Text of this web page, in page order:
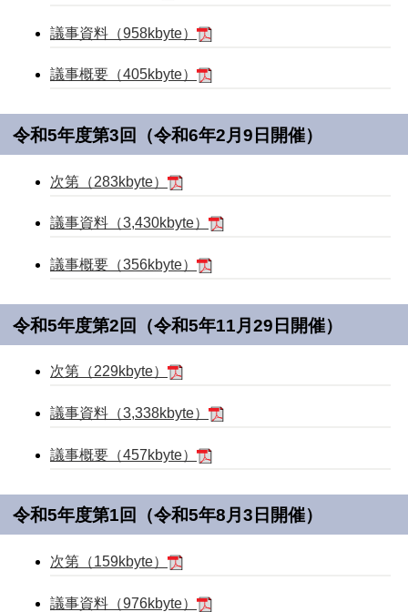
議事資料（958kbyte）
議事概要（405kbyte）
令和5年度第3回（令和6年2月9日開催）
次第（283kbyte）
議事資料（3,430kbyte）
議事概要（356kbyte）
令和5年度第2回（令和5年11月29日開催）
次第（229kbyte）
議事資料（3,338kbyte）
議事概要（457kbyte）
令和5年度第1回（令和5年8月3日開催）
次第（159kbyte）
議事資料（976kbyte）